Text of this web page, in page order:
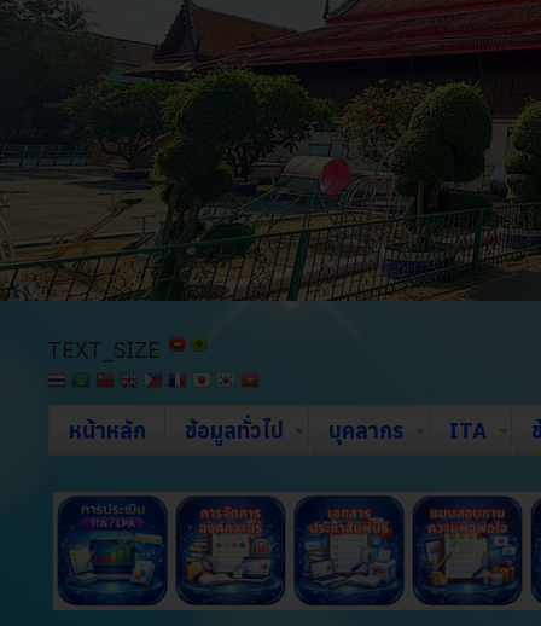
TEXT_SIZE
หน้าหลัก ข้อมูลทั่วไป บุคลากร ITA